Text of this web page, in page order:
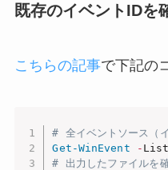
既存のイベントIDを
こちらの記事で下記の
# 全イベントソース（
Get-WinEvent
-
# 出力したファイルを